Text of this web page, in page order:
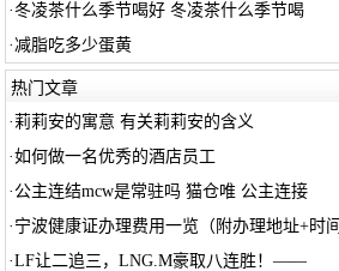
·冬凌茶什么季节喝好 冬凌茶什么季节喝
· 减脂吃多少蛋黄
热门文章
· 莉莉安的寓意 有关莉莉安的含义
·如何做一名优秀的酒店员工
· 公主连结mcw是常驻吗 猫仓唯 公主连接
· 宁波健康证办理费用一览（附办理地址+时间
·LF让二追三，LNG.M豪取八连胜！——